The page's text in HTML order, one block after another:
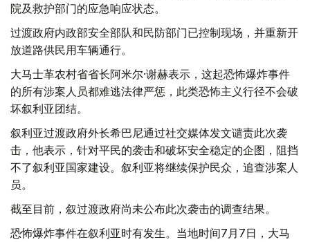
院及救护部门的应急响应状态。
过渡政府内政部安全部队和民防部门已控制现场，并重新开
放道路供民用车辆通行。
大马士革农村省省长阿米尔·谢赫表示，这起恐怖爆炸事件
的所有涉案人员都难逃法律严惩，此类恐怖主义行径不会破
坏叙利亚团结。
叙利亚过渡政府外长希巴尼通过社交媒体发文谴责此次袭
击，他表示，针对平民的袭击和破坏安全稳定的企图，阻挡
不了叙利亚国家建设。叙利亚将继续保护民众，追查涉案人
员。
截至目前，叙过渡政府尚未公布此次袭击的调查结果。
恐怖爆炸事件在叙利亚时有发生。当地时间7月7日，大马